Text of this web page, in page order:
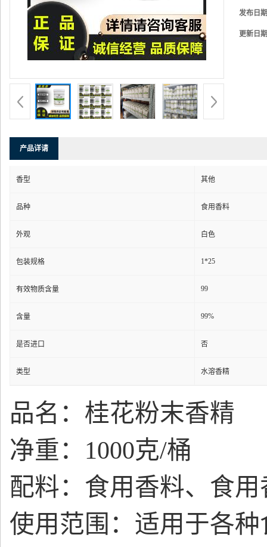
发布日
更新日
产品详请
香型 其他
品种 食用香料
外观 白色
包装规格 1*25
有效物质含量 99
含量 99%
是否进口 否
类型 水溶香精
品名：桂花粉末香精
净重：1000克/桶
配料：食用香料、食
使用范围：适用于各